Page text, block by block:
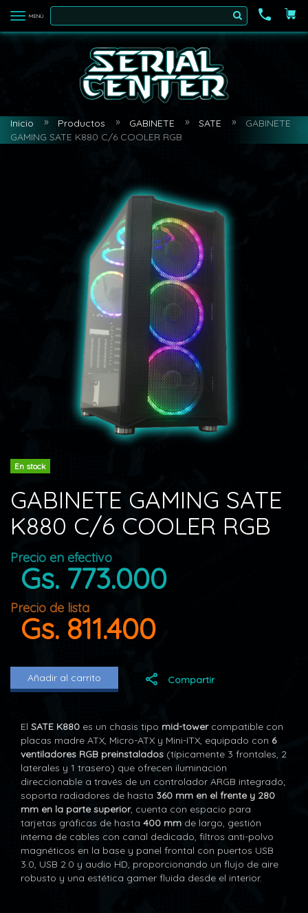
MENÚ
Inicio Productos GABINETE SATE
GABINETE
GAMING SATE K880 C/6 COOLER RGB
En stock
GABINETE GAMING SATE
K880 C/6 COOLER RGB
Precio en efectivo
Gs. 773.000
Precio de lista
Gs. 811.400
Añadir al carrito Compartir
El SATE K880 es un chasis tipo mid-towercompatible con
placas madre ATX, Micro-ATX y Mini-ITX, equipado con 6
ventiladores RGB preinstalados (típicamente 3 frontales, 2
laterales y 1 trasero) que ofrecen iluminación
direccionable a través de un controlador ARGB integrado;
soporta radiadores de hasta 360 mm en el frente y 280
mm en la parte superior, cuenta con espacio para
tarjetas gráficas de hasta 400 mm de largo, gestión
interna de cables con canal dedicado, filtros anti-polvo
magnéticos en la base y panel frontal con puertos USB
3.0, USB 2.0 y audio HD, proporcionando un flujo de aire
robusto y una estética gamer fluida desde el interior.